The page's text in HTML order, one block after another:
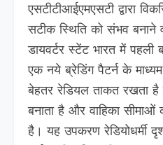
एसटीटीआईएमएसटी द्वारा
सटीक स्थिति को संभव बनाने
डायवर्टर स्टेंट भारत में पहली
एक नये ब्रेडिंग पैटर्न के
बेहतर रेडियल ताकत रखता
बनाता है और वाहिका
है। यह उपकरण रेडियोधर्मी